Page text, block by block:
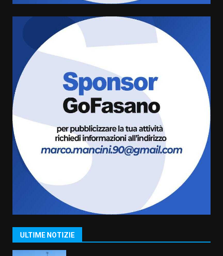
ULTIME NOTIZIE
Grazia Neglia, coordinatrice
cittadina di Fratelli d’Italia,
pronta a tornare in Consiglio
comunale
6 Agosto 2026 08:00
Cura dei beni comuni e
cittadinanza attiva: online
l’avviso per la gestione
condivisa della Villetta di
Laureto
La magia del Minareto e la prima
assoluta de “L’Albergo
Belvedere. Il rapimento”
6 Agosto 2026 06:15
1
“I Contestatori: Musica di
Rivoluzione”: nuovo
appuntamento con “Fasano in